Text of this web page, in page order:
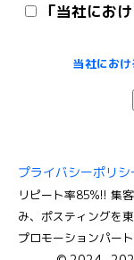
「当社にお
当社におけ
プライバシーポリシ
リピート率85%!! 集
み、ポスティングを
プロモーションパー